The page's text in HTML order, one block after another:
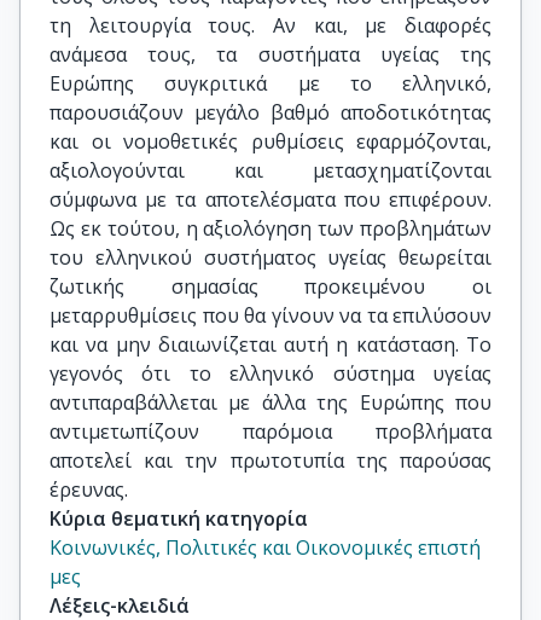
τη λειτουργία τους. Αν και, με διαφορές
ανάμεσα τους, τα συστήματα υγείας της
Ευρώπης συγκριτικά με το ελληνικό,
παρουσιάζουν μεγάλο βαθμό αποδοτικότητας
και οι νομοθετικές ρυθμίσεις εφαρμόζονται,
αξιολογούνται και μετασχηματίζονται
σύμφωνα με τα αποτελέσματα που επιφέρουν.
Ως εκ τούτου, η αξιολόγηση των προβλημάτων
του ελληνικού συστήματος υγείας θεωρείται
ζωτικής σημασίας προκειμένου οι
μεταρρυθμίσεις που θα γίνουν να τα επιλύσουν
και να μην διαιωνίζεται αυτή η κατάσταση. Το
γεγονός ότι το ελληνικό σύστημα υγείας
αντιπαραβάλλεται με άλλα της Ευρώπης που
αντιμετωπίζουν παρόμοια προβλήματα
αποτελεί και την πρωτοτυπία της παρούσας
έρευνας.
Κύρια θεματική κατηγορία
Κοινωνικές, Πολιτικές και Οικονομικές επιστή
μες
Λέξεις-κλειδιά